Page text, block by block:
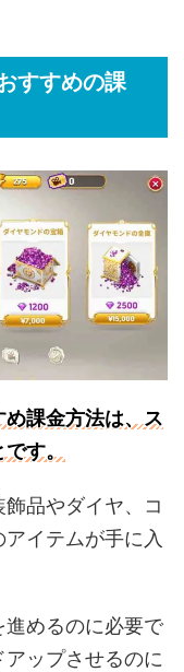
すすめの課
課金方法は、ス
です。
品やダイヤ、コ
イテムが手に入
めるのに必要で
ップさせるのに